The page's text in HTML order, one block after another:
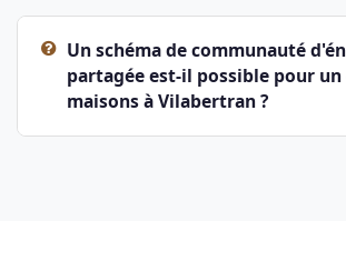
Un schéma de communauté
partagée est-il possible pour
maisons à Vilabertran ?